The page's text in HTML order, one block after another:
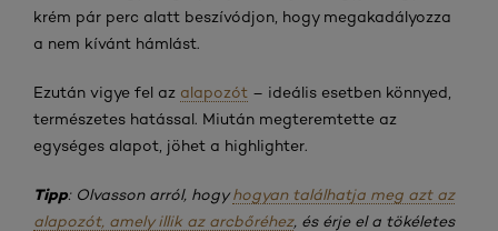
krém pár perc alatt beszívódjon, hogy megakadályozza
a nem kívánt hámlást.
Ezután vigye fel az alapozót – ideális esetben könnyed,
természetes hatással. Miután megteremtette az
egységes alapot, jöhet a highlighter.
Tipp: Olvasson arról, hogyhogyan találhatja meg azt az
alapozót, amely illik az arcbőréhez, és érje el a tökéletes